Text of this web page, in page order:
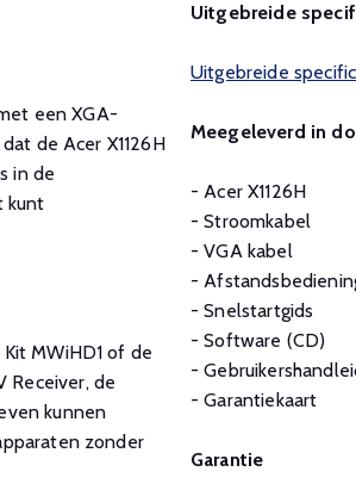
een XGA-
de Acer X1126H
in de
kunt
MWiHD1 of de
Receiver, de
kunnen
zonder
Uitgebreide
Uitgebreide
Meegeleverd in
- Acer X1126H
- Stroomkabel
- VGA kabel
-
- Snelstartgids
- Software (CD)
-
- Garantiekaart
Garantie